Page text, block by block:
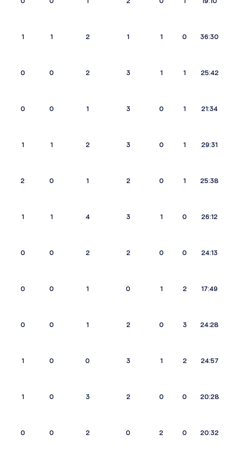
1 1 2 1 1 0 36:30
0 0 2 3 1 1 25:42
0 0 1 3 0 1 21:34
1 1 2 3 0 1 29:31
2 0 1 2 0 1 25:38
1 1 4 3 1 0 26:12
0 0 2 2 0 0 24:13
0 0 1 0 1 2 17:49
0 0 1 2 0 3 24:28
1 0 0 3 1 2 24:57
1 0 3 2 0 0 20:28
0 0 2 0 2 0 20:32